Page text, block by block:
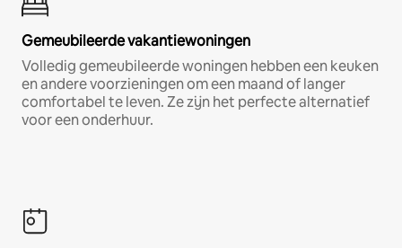
Gemeubileerde vakantiewoningen
Volledig gemeubileerde woningen hebben een keuken
en andere voorzieningen om een maand of langer
comfortabel te leven. Ze zijn het perfecte alternatief
voor een onderhuur.